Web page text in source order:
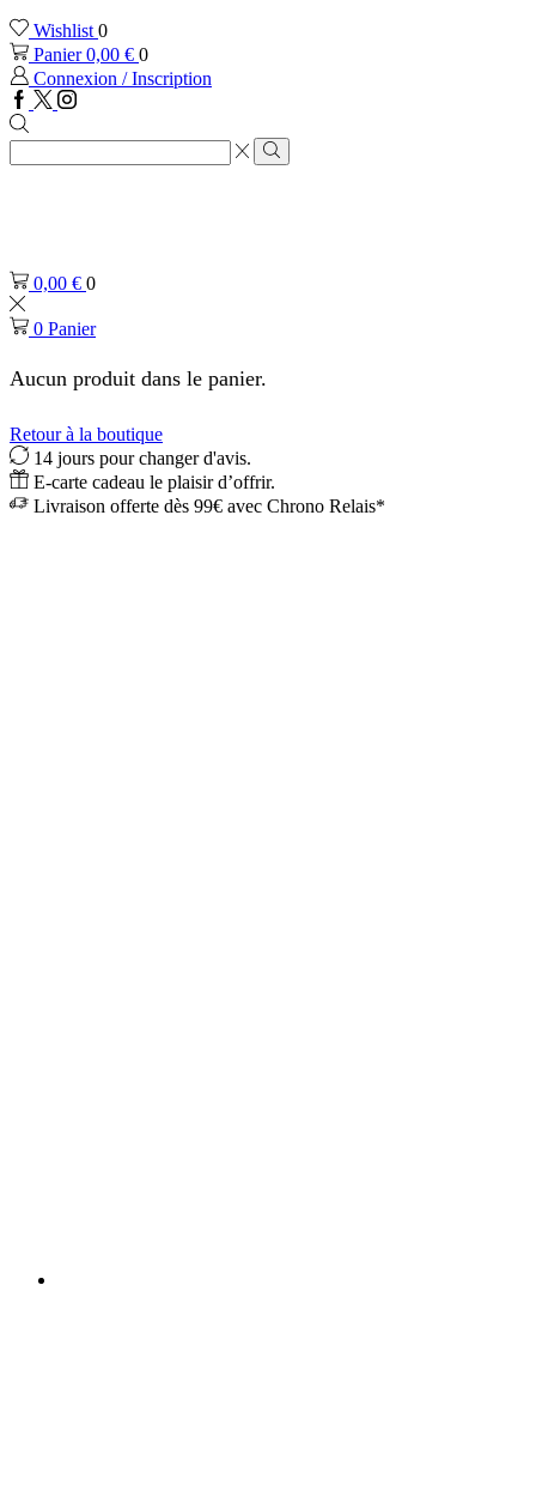
Wishlist 0
Panier0,00 € 0
Connexion / Inscription
Facebook
TwitterInstagram
Zone
de
Rechercher
0,00 € 0
0 Panier
Aucun produit dans le panier.
Retour à la boutique
14 jours pour changer d'avis.
E-carte cadeau le plaisir d’offrir.
Livraison offerte dès 99€ avec Chrono Relais*